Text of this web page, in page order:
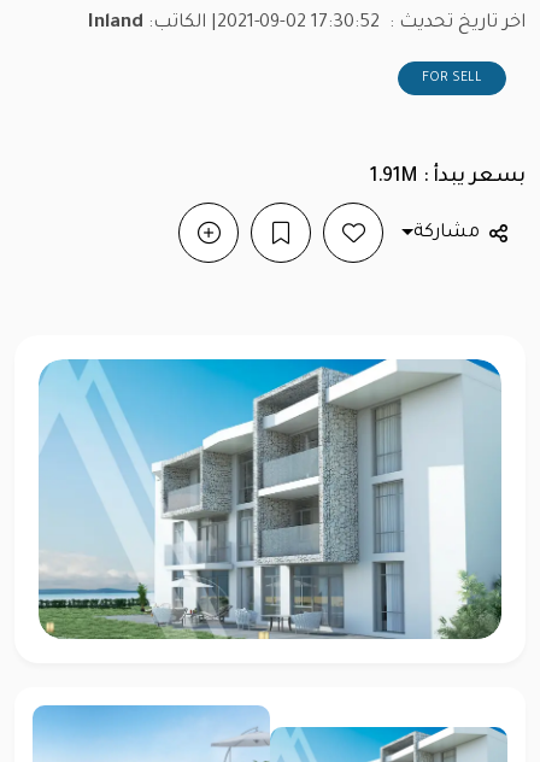
اخر تاريخ تحديث : 2021-09-02 17:30:52 | الكاتب: Inland
FOR SELL
بسعر يبدأ : 1.91M
مشاركة